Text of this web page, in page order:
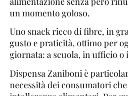
un momento goloso.
Uno snack ricco di fibre, in
gusto e praticità, ottimo per
giornata: a scuola, in ufficio o
Dispensa Zaniboni è
necessità dei consumatori